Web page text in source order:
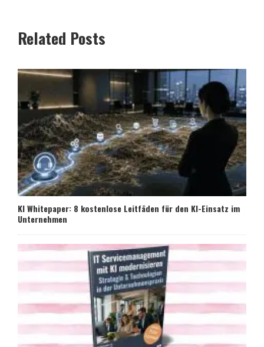
Related Posts
KI Whitepaper: 8 kostenlose Leitfäden für den KI-Einsatz im
Unternehmen